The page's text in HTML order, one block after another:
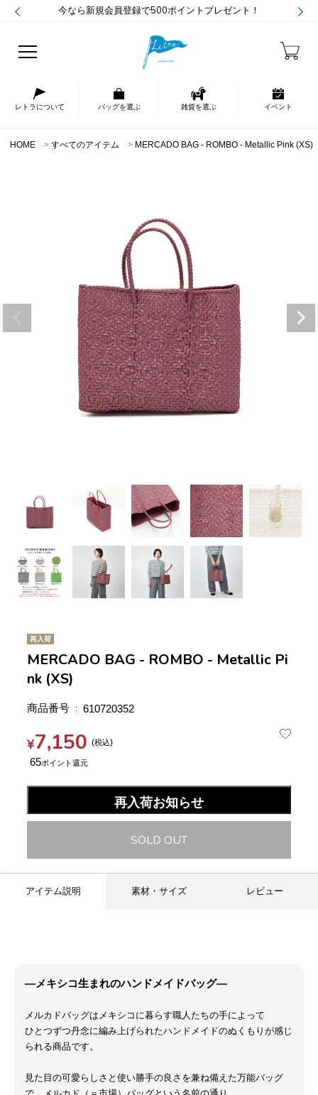
今なら新規会員登録で500ポイントプレゼント！
レトラについて バッグを選ぶ 雑貨を選ぶ イベント
HOME すべてのアイテム MERCADO BAG - ROMBO - Metallic Pink (XS)
再入荷
MERCADO BAG - ROMBO - Metallic Pi
nk (XS)
商品番号 610720352
¥7,150 税込
65
再入荷お知らせ
SOLD OUT
アイテム説明 素材・サイズ レビュー
―メキシコ生まれのハンドメイドバッグ―
メルカドバッグはメキシコに暮らす職人たちの手によって
ひとつずつ丹念に編み上げられたハンドメイドのぬくもりが感じ
られる商品です。
見た目の可愛らしさと使い勝手の良さを兼ね備えた万能バッグ